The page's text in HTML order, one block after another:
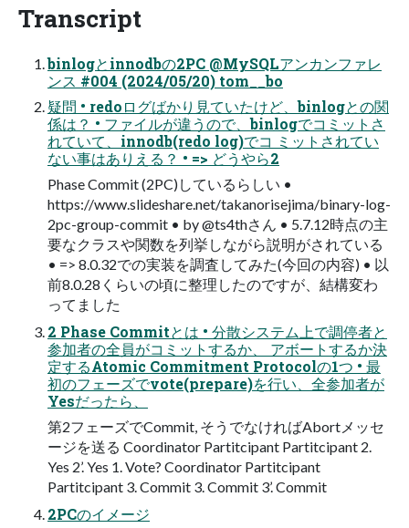
Transcript
binlogとinnodbの2PC @MySQLアンカンファレ
ンス #004 (2024/05/20) tom__bo
疑問 • redoログばかり⾒ていたけど、binlogとの関
係は？ • ファイルが違うので、binlogでコミットさ
れていて、innodb(redo log)でコ ミットされてい
ない事はありえる？ • => どうやら2
Phase Commit (2PC)しているらしい •
https://www.slideshare.net/takanorisejima/binary-log-
2pc-group-commit • by @ts4thさん • 5.7.12時点の主
要なクラスや関数を列挙しながら説明がされている
• => 8.0.32での実装を調査してみた(今回の内容) • 以
前8.0.28くらいの頃に整理したのですが、結構変わ
ってました
2 Phase Commitとは • 分散システム上で調停者と
参加者の全員がコミットするか、 アボートするか決
定するAtomic Commitment Protocolの1つ • 最
初のフェーズでvote(prepare)を⾏い、全参加者が
Yesだったら、
第2フェーズでCommit, そうでなければAbortメッセ
ージを送る Coordinator Partitcipant Partitcipant 2.
Yes 2’. Yes 1. Vote? Coordinator Partitcipant
Partitcipant 3. Commit 3. Commit 3’. Commit
2PCのイメージ